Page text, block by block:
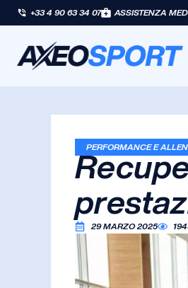
+33 4 90 63 34 07 ASSISTENZA
PERFORMANCE E
29 MARZO 2025